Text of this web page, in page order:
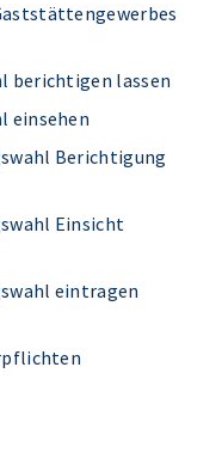
berichtigen lassen
einsehen
Berichtigung
Einsicht
eintragen